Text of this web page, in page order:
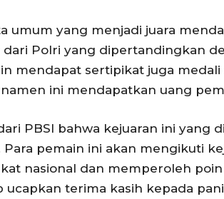
umum yang menjadi juara
dari Polri yang dipertandingkan
mendapat sertipikat juga medali
ini mendapatkan uang
PBSI bahwa kejuaran ini yang
pemain ini akan mengikuti
nasional dan memperoleh
terima kasih kepada